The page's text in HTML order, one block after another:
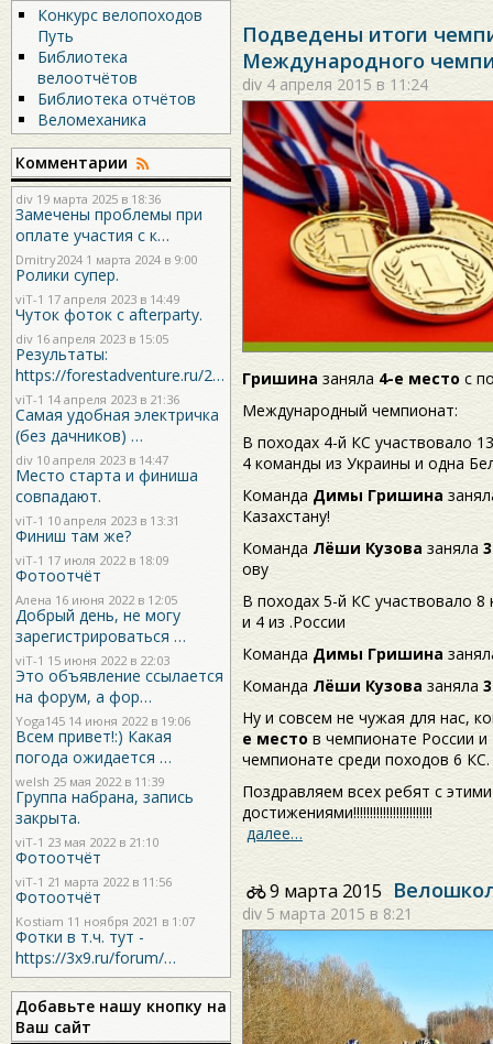
Конкурс велопоходов
Путь
Библиотека
велоотчётов
Библиотека отчётов
Веломеханика
Комментарии
div 19 марта 2025 в 18:36
Замечены проблемы при
оплате участия с к…
Dmitry2024 1 марта 2024 в 9:00
Ролики супер.
viT-1 17 апреля 2023 в 14:49
Чуток фоток с afterparty.
div 16 апреля 2023 в 15:05
Результаты:
https://forestadventure.ru/2…
viT-1 14 апреля 2023 в 21:36
Самая удобная электричка
(без дачников) …
div 10 апреля 2023 в 14:47
Место старта и финиша
совпадают.
viT-1 10 апреля 2023 в 13:31
Финиш там же?
viT-1 17 июля 2022 в 18:09
Фотоотчёт
Алена 16 июня 2022 в 12:05
Добрый день, не могу
зарегистрироваться …
viT-1 15 июня 2022 в 22:03
Это объявление ссылается
на форум, а фор…
Yoga145 14 июня 2022 в 19:06
Всем привет!:) Какая
погода ожидается …
welsh 25 мая 2022 в 11:39
Группа набрана, запись
закрыта.
viT-1 23 мая 2022 в 21:10
Фотоотчёт
viT-1 21 марта 2022 в 11:56
Фотоотчёт
Kostiam 11 ноября 2021 в 1:07
Фотки в т.ч. тут -
https://3x9.ru/forum/…
Добавьте нашу кнопку на
Ваш сайт
Подведены итоги
Международного
div 4 апреля 2015 в 11:24
Гришина заняла 4-е место с
Международный чемпионат:
В походах 4-й КС участвовало
4 команды из Украины и одна
Команда Димы Гришина
Казахстану!
Команда Лёши Кузова заняла
ову
В походах 5-й КС участвовало
и 4 из .России
Команда Димы Гришина
Команда Лёши Кузова заняла
Ну и совсем не чужая для нас,
е место в чемпионате России и
чемпионате среди походов 6
Поздравляем всех ребят с
достижениями!!!!!!!!!!!!!!!!!!!!!!!!
далее…
9 марта 2015
div 5 марта 2015 в 8:21